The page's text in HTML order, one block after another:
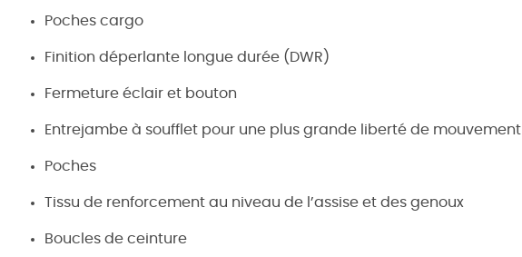
Poches cargo
Finition déperlante longue durée (DWR)
Fermeture éclair et bouton
Entrejambe à soufflet pour une plus grande liberté de mouvement
Poches
Tissu de renforcement au niveau de l’assise et des genoux
Boucles de ceinture